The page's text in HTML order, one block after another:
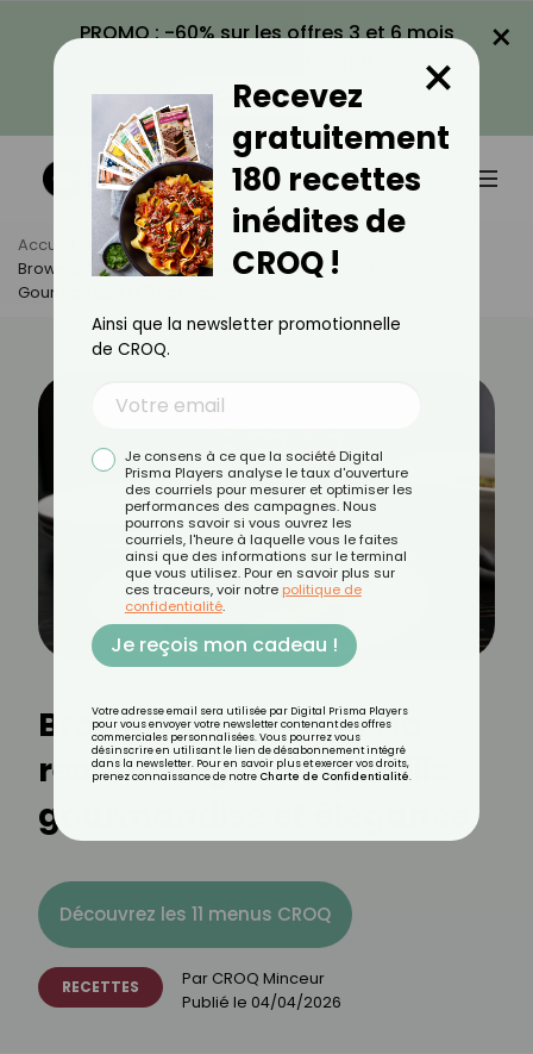
PROMO : -60% sur les offres 3 et 6 mois
VOIR LA PROMO
×
Accueil Actus
Recettes
Brownie Au Matcha : La Recette Originale Qui Allie
Gourmandise Et Élégance
Brownie au matcha : la
recette originale qui allie
gourmandise et élégance
Découvrez les 11 menus CROQ
RECETTES Par CROQ Minceur
Publié le 04/04/2026
Recevez
gratuitement
180 recettes
inédites de
CROQ !
×
Ainsi que la newsletter promotionnelle
de CROQ.
Je consens à ce que la société Digital
Prisma Players analyse le taux d'ouverture
des courriels pour mesurer et optimiser les
performances des campagnes. Nous
pourrons savoir si vous ouvrez les
courriels, l'heure à laquelle vous le faites
ainsi que des informations sur le terminal
que vous utilisez. Pour en savoir plus sur
ces traceurs, voir notre politique de
confidentialité.
Je reçois mon cadeau !
Votre adresse email sera utilisée par Digital Prisma Players
pour vous envoyer votre newsletter contenant des offres
commerciales personnalisées. Vous pourrez vous
désinscrire en utilisant le lien de désabonnement intégré
dans la newsletter. Pour en savoir plus et exercer vos droits,
prenez connaissance de notre Charte de Confidentialité.